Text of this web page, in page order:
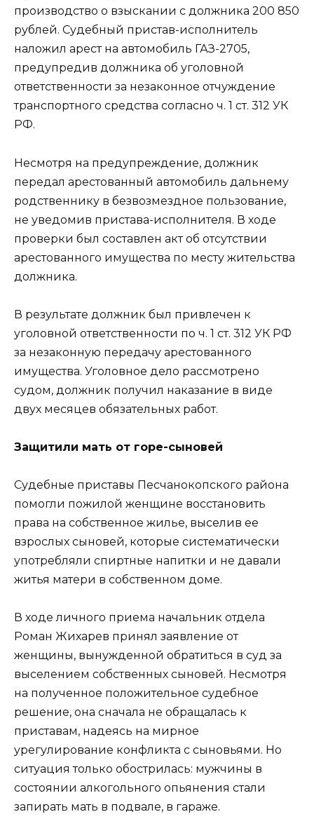
производство о взыскании с должника 200 850
рублей. Судебный пристав-исполнитель
наложил арест на автомобиль ГАЗ-2705,
предупредив должника об уголовной
ответственности за незаконное отчуждение
транспортного средства согласно ч. 1 ст. 312 УК
РФ.
Несмотря на предупреждение, должник
передал арестованный автомобиль дальнему
родственнику в безвозмездное пользование,
не уведомив пристава-исполнителя. В ходе
проверки был составлен акт об отсутствии
арестованного имущества по месту жительства
должника.
В результате должник был привлечен к
уголовной ответственности по ч. 1 ст. 312 УК РФ
за незаконную передачу арестованного
имущества. Уголовное дело рассмотрено
судом, должник получил наказание в виде
двух месяцев обязательных работ.
Защитили мать от горе-сыновей
Судебные приставы Песчанокопского района
помогли пожилой женщине восстановить
права на собственное жилье, выселив ее
взрослых сыновей, которые систематически
употребляли спиртные напитки и не давали
житья матери в собственном доме.
В ходе личного приема начальник отдела
Роман Жихарев принял заявление от
женщины, вынужденной обратиться в суд за
выселением собственных сыновей. Несмотря
на полученное положительное судебное
решение, она сначала не обращалась к
приставам, надеясь на мирное
урегулирование конфликта с сыновьями. Но
ситуация только обострилась: мужчины в
состоянии алкогольного опьянения стали
запирать мать в подвале, в гараже.